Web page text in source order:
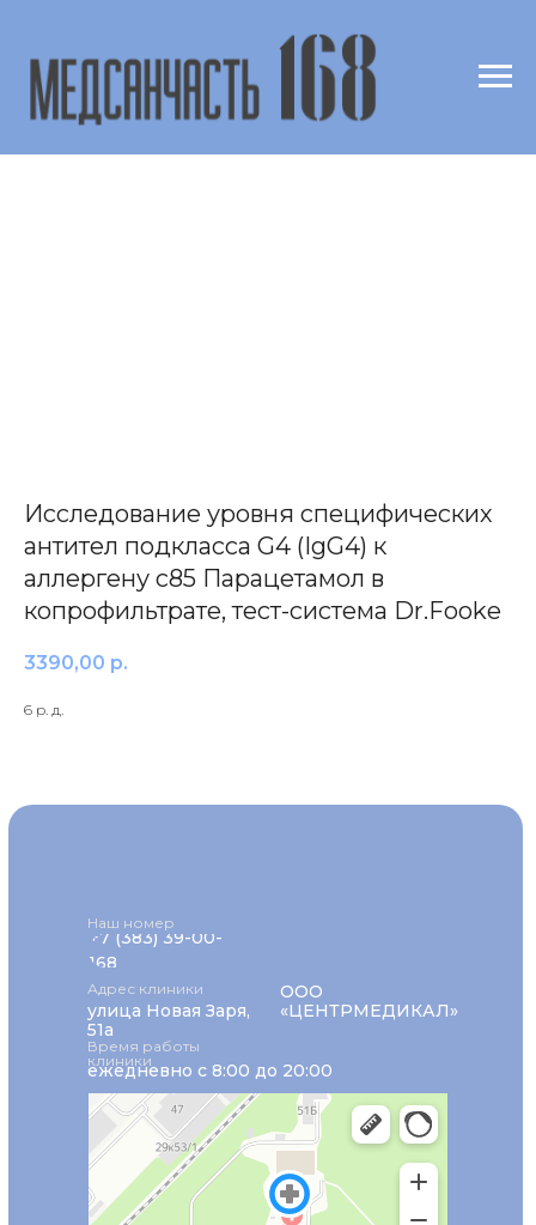
Исследование уровня специфических
антител подкласса G4 (IgG4) к
аллергену с85 Парацетамол в
копрофильтрате, тест-система Dr.Fooke
3390,00 р.
6 р. д.
+7 (383) 39-00-
168
Наш номер
ежедневно с 8:00 до 20:00
Время работы
клиники
Адрес клиники
улица Новая Заря,
51а
ООО
«ЦЕНТРМЕДИКАЛ»